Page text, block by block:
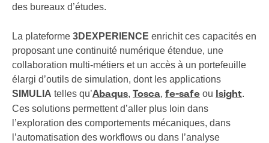
des bureaux d’études.
La plateforme 3DEXPERIENCE enrichit ces capacités en
proposant une continuité numérique étendue, une
collaboration multi-métiers et un accès à un portefeuille
élargi d’outils de simulation, dont les applications
SIMULIA telles qu’Abaqus, Tosca, fe-safe ou Isight.
Ces solutions permettent d’aller plus loin dans
l’exploration des comportements mécaniques, dans
l’automatisation des workflows ou dans l’analyse